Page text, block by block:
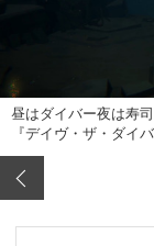
昼はダイバー夜は寿
『デイヴ・ザ・ダイ